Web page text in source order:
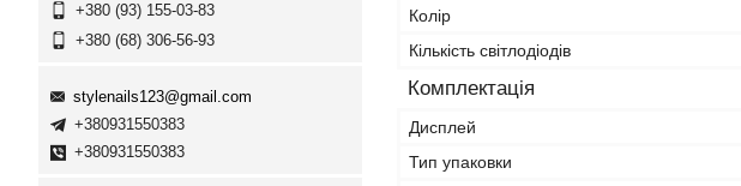
Колір
Кількість світлодіодів
Комплектація
Дисплей
Тип упаковки
+380 (93) 155-03-83
+380 (68) 306-56-93
stylenails123@gmail.com
+380931550383
+380931550383